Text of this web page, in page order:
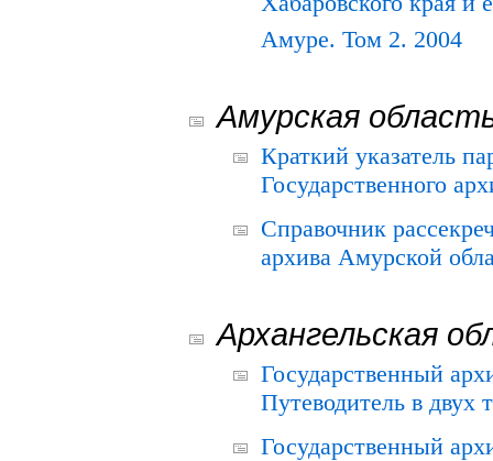
Хабаровского края и
Амуре. Том 2. 2004
Амурская
Краткий указатель
Государственного
Справочник
архива Амурской
Архангельская
Государственный
Путеводитель в двух
Государственный